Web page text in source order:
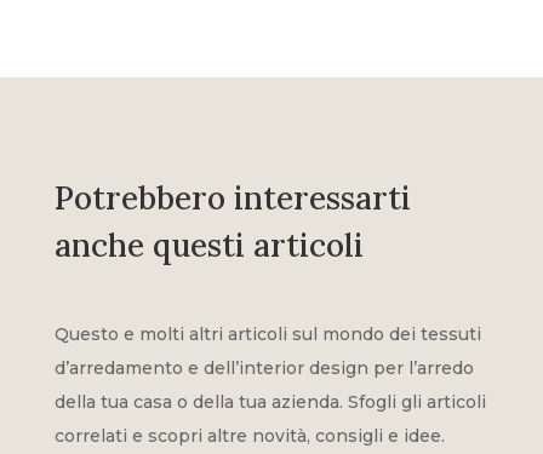
Potrebbero interessarti
anche questi articoli
Questo e molti altri articoli sul mondo dei tessuti
d’arredamento e dell’interior design per l’arredo
della tua casa o della tua azienda. Sfogli gli articoli
correlati e scopri altre novità, consigli e idee.